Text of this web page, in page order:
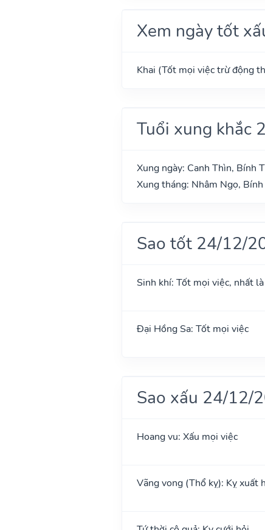
Xem ngày tốt
Khai (Tốt mọi việc trừ động
Tuổi xung khắc
Xung ngày: Canh Thìn, Bính
Xung tháng: Nhâm Ngọ,
Sao tốt 24/12/
Sinh khí: Tốt mọi việc, nhất
Đại Hồng Sa: Tốt mọi việc
Sao xấu 24/12/
Hoang vu: Xấu mọi việc
Vãng vong (Thổ kỵ): Kỵ xuất